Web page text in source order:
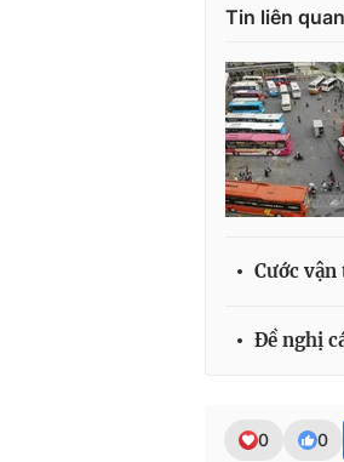
Tin liên quan
Cước
Đề nghị
0 0